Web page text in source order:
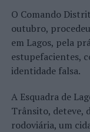
O Comando
outubro,
em Lagos, pela
estupefacientes,
identidade falsa.
A Esquadra de
Trânsito, deteve,
rodoviária, um